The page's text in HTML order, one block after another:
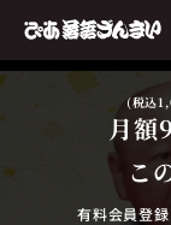
月額
(税込
こ
有料会員登